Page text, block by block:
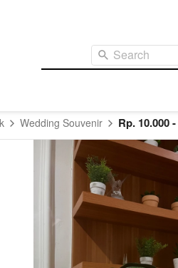
Search
Wedding Souvenir Rp. 10.000